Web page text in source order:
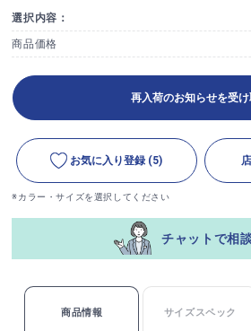
選択内容：
商品価格
再入荷のお知らせを受け
お気に入り登録 (5)
※カラー・サイズを選択してください
チャットで相
商品情報 サイズスペック